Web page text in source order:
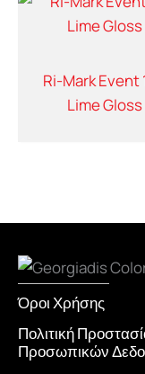
Ri-Mark Event
Lime Gloss
Όροι Χρήσης
Πολιτική
Προσωπικών